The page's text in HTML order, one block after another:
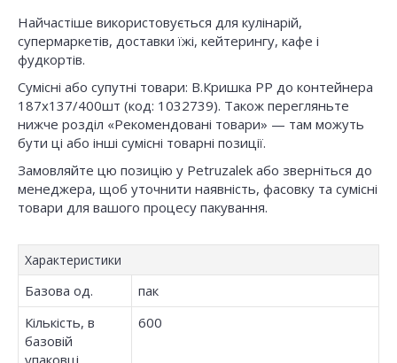
Найчастіше використовується для кулінарій,
супермаркетів, доставки їжі, кейтерингу, кафе і
фудкортів.
Сумісні або супутні товари: В.Кришка РР до контейнера
187х137/400шт (код: 1032739). Також перегляньте
нижче розділ «Рекомендовані товари» — там можуть
бути ці або інші сумісні товарні позиції.
Замовляйте цю позицію у Petruzalek або зверніться до
менеджера, щоб уточнити наявність, фасовку та сумісні
товари для вашого процесу пакування.
Характеристики
Базова од.
пак
Кількість, в
базовій
упаковці
600